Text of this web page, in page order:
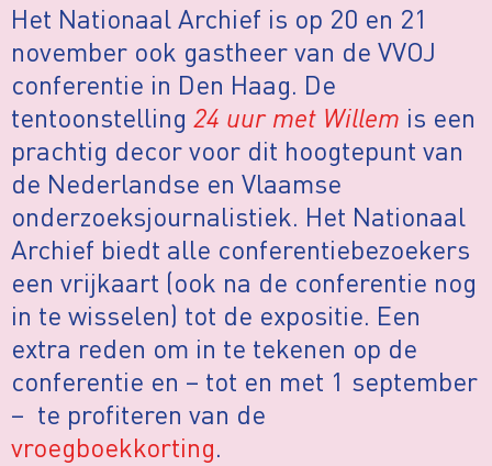
Het Nationaal Archief is op 20 en 21
november ook gastheer van de VVOJ
conferentie in Den Haag. De
tentoonstelling 24 uur met Willem is een
prachtig decor voor dit hoogtepunt van
de Nederlandse en Vlaamse
onderzoeksjournalistiek. Het Nationaal
Archief biedt alle conferentiebezoekers
een vrijkaart (ook na de conferentie nog
in te wisselen) tot de expositie. Een
extra reden om in te tekenen op de
conferentie en – tot en met 1 september
– te profiteren van de
vroegboekkorting.